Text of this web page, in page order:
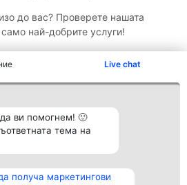
Live chat
ви помогнем! 🙂
тема на
получа маркетингови
до вас? Проверете нашата
най-добрите услуги!
Класация Контакти